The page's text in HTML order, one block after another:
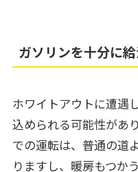
ガソリンを十分に給
ホワイトアウトに遭遇
込められる可能性があ
での運転は、普通の道
りますし、暖房もつか